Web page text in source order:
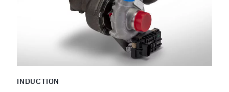
INDUCTION